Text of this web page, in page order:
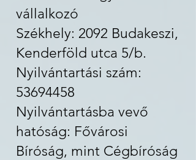
vállalkozó
Székhely: 2092 Budakeszi,
Kenderföld utca 5/b.
Nyilvántartási szám:
53694458
Nyilvántartásba vevő
hatóság: Fővárosi
Bíróság, mint Cégbíróság